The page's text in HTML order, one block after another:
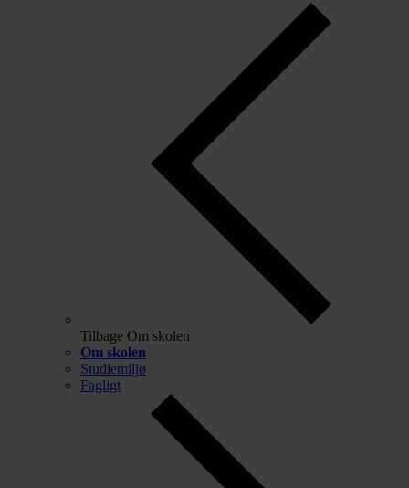
Tilbage Om skolen
Om skolen
Studiemiljø
Fagligt